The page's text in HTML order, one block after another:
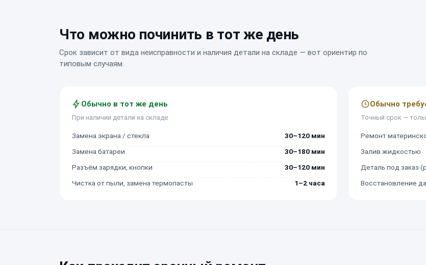
Что можно починить в тот же день
Срок зависит от вида неисправности и наличия детали на складе — вот ориентир по
типовым случаям.
Обычно в тот же день
При наличии детали на складе
Замена экрана / стекла
30–120 мин
Замена батареи
30–180 мин
Разъём зарядки, кнопки
30–120 мин
Чистка от пыли, замена термопасты
1–2 часа
Обычно
Точный срок —
Ремонт
Залив жидкостью
Деталь под заказ
Восстановление